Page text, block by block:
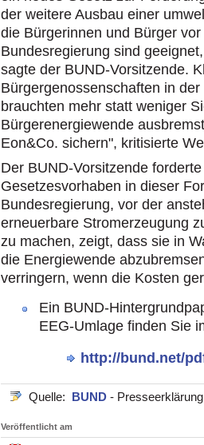
der weitere Ausbau einer
die Bürgerinnen und Bürger
Bundesregierung sind
sagte der BUND-Vorsitzende.
Bürgergenossenschaften in
brauchten mehr statt weniger
Bürgerenergiewende
Eon&Co. sichern", kritisierte
Der BUND-Vorsitzende
Gesetzesvorhaben in dieser
Bundesregierung, vor der
erneuerbare Stromerzeugung
zu machen, zeigt, dass sie in
die Energiewende
verringern, wenn die Kosten
Ein BUND-
EEG-Umlage finden Sie
http://bund.net/
Quelle: BUND -
Veröffentlicht am